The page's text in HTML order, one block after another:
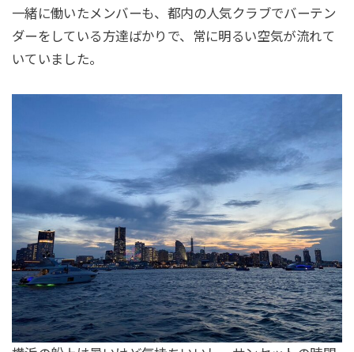
一緒に働いたメンバーも、都内の人気クラブでバーテン
ダーをしている方達ばかりで、常に明るい空気が流れて
いていました。